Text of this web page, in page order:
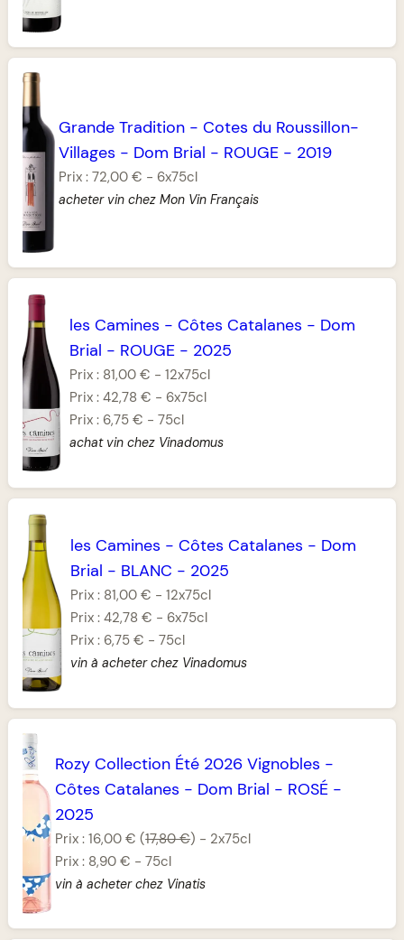
Grande Tradition - Cotes du Roussillon-
Villages - Dom Brial - ROUGE - 2019
Prix :72,00 € - 6x75cl
acheter vin chez Mon Vin Français
les Camines - Côtes Catalanes - Dom
Brial - ROUGE - 2025
Prix : 81,00 € -12x75cl
Prix :42,78 € - 6x75cl
Prix : 6,75 € -75cl
achat vin chez Vinadomus
les Camines - Côtes Catalanes - Dom
Brial - BLANC - 2025
Prix : 81,00 € - 12x75cl
Prix : 42,78 € - 6x75cl
Prix : 6,75 € - 75cl
vin à acheter chez Vinadomus
Rozy Collection Été 2026 Vignobles -
Côtes Catalanes - Dom Brial - ROSÉ -
2025
Prix :16,00 € (17,80 €) - 2x75cl
Prix : 8,90 € -75cl
vin à acheter chez Vinatis